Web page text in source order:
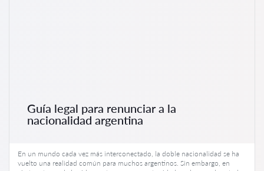
Guía legal para renunciar a la
nacionalidad argentina
En un mundo cada vez más interconectado, la doble nacionalidad se ha
vuelto una realidad común para muchos argentinos. Sin embargo, en